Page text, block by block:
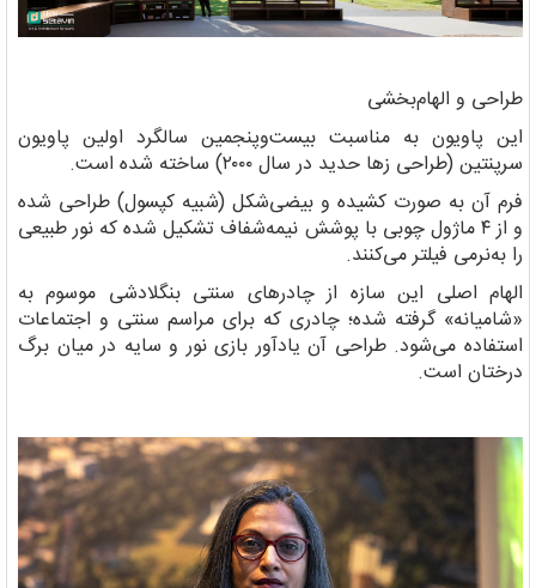
طراحی و الهام‌بخشی
این پاویون به مناسبت بیست‌وپنجمین سالگرد اولین پاویون
سرپنتین (طراحی زها حدید در سال ۲۰۰۰) ساخته شده است.
فرم آن به صورت کشیده و بیضی‌شکل (شبیه کپسول) طراحی شده
و از ۴ ماژول چوبی با پوشش نیمه‌شفاف تشکیل شده که نور طبیعی
را به‌نرمی فیلتر می‌کنند.
الهام اصلی این سازه از چادرهای سنتی بنگلادشی موسوم به
«شامیانه» گرفته شده؛ چادری که برای مراسم سنتی و اجتماعات
استفاده می‌شود. طراحی آن یادآور بازی نور و سایه در میان برگ
درختان است.